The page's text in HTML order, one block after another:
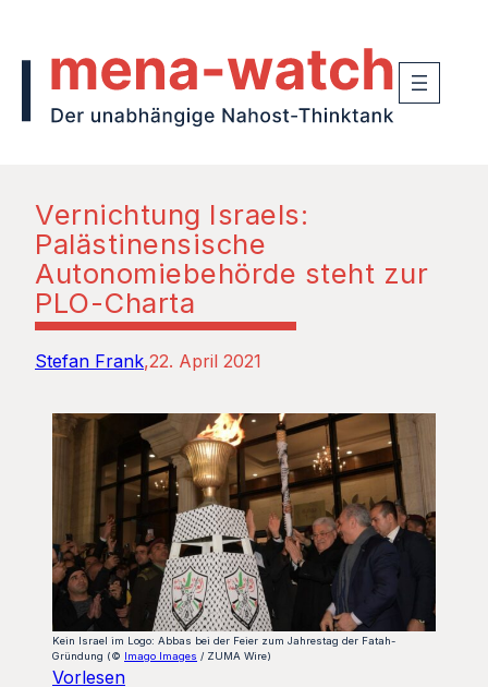
Vernichtung Israels:
Palästinensische
Autonomiebehörde steht zur
PLO-Charta
Stefan Frank 22. April 2021
Kein Israel im Logo: Abbas bei der Feier zum Jahrestag der Fatah-
Gründung (© Imago Images / ZUMA Wire)
Vorlesen